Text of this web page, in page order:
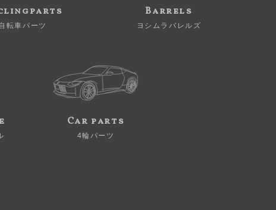
転車パーツ
Barrels
ヨシムラバレルズ
Car parts
4輪パーツ